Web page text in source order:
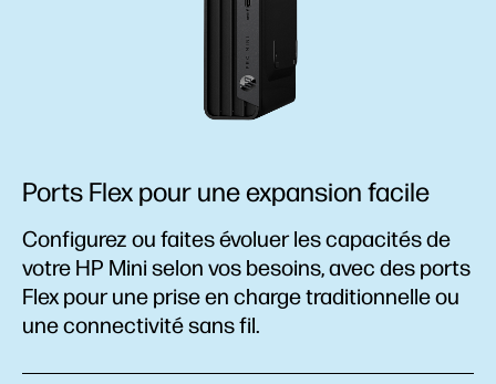
Ports Flex pour une expansion facile
Configurez ou faites évoluer les capacités de
votre HP Mini selon vos besoins, avec des ports
Flex pour une prise en charge traditionnelle ou
une connectivité sans fil.